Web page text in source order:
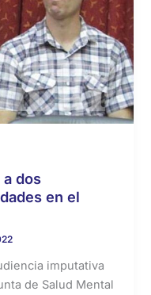
a dos
en el
imputativa
de Salud Mental